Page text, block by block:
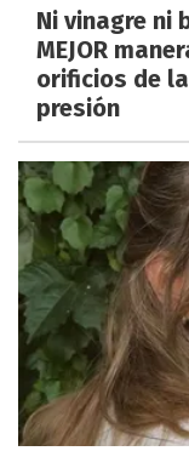
Ni vinagre ni
MEJOR
orificios de la
presión